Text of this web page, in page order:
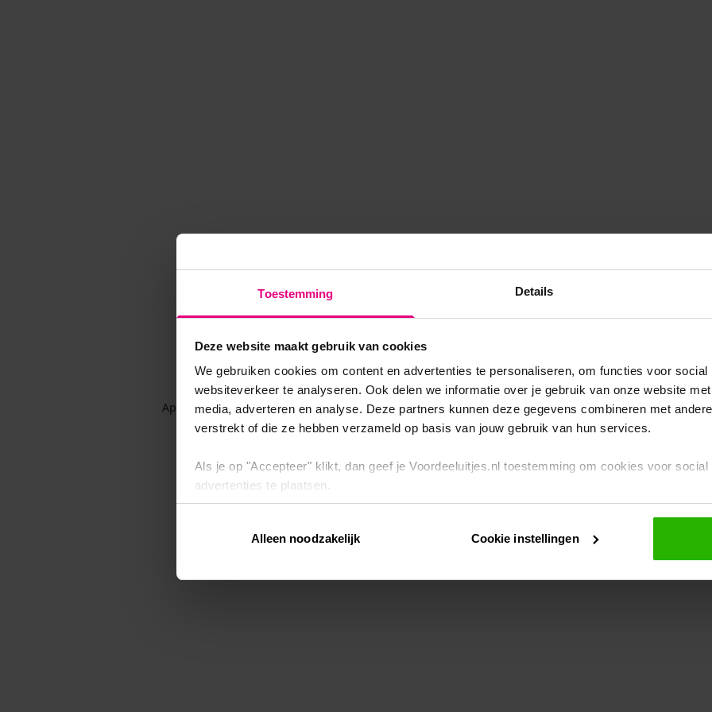
Toestemming Details
Deze website maakt gebruik van cookies
We gebruiken cookies om content en advertenties te personaliseren, om functies voor
websiteverkeer te analyseren. Ook delen we informatie over je gebruik van onze website
media, adverteren en analyse. Deze partners kunnen deze gegevens combineren met
verstrekt of die ze hebben verzameld op basis van jouw gebruik van hun services.
Als je op "Accepteer" klikt, dan geef je Voordeeluitjes.nl toestemming om cookies voor
advertenties te plaatsen.
Via "Cookie instellingen" kun je ook zelf instellen welke cookies worden geplaatst. Je kunt je
intrekken op onscookiebeleid.
Alleen noodzakelijk Cookie instellingen
Application error: a client-side exception has occurred while loadingwww.voordeeluitjes.nl (see the